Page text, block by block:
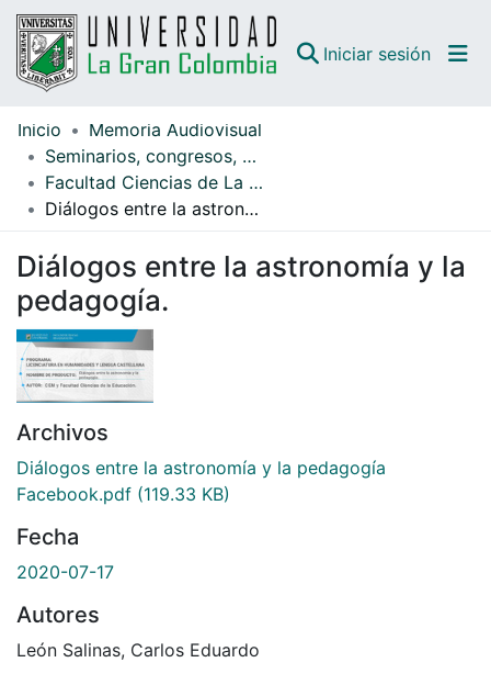
Iniciar sesión
Comunidades
Todo DSpace
Inicio
Memoria Audiovisual
Seminarios, congresos, ponencias
Facultad Ciencias de La Educación
Diálogos entre la astronomía y la pedagogía.
Diálogos entre la astronomía y la
pedagogía.
Archivos
Diálogos entre la astronomía y la pedagogía
Facebook.pdf (119.33 KB)
Fecha
2020-07-17
Autores
León Salinas, Carlos Eduardo